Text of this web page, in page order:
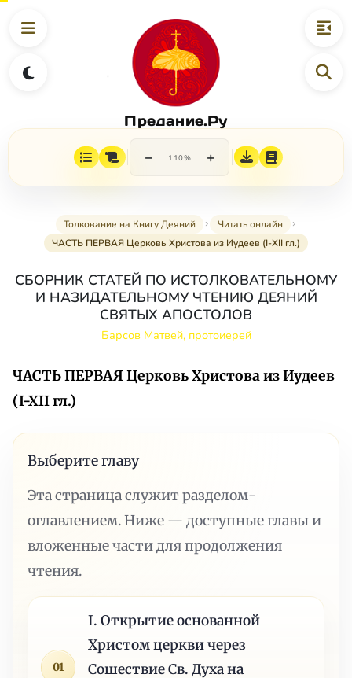
Предание.Ру
− 110% +
Толкование на Книгу Деяний
Читать онлайн
ЧАСТЬ ПЕРВАЯ Церковь Христова из Иудеев (I-XII гл.)
СБОРНИК СТАТЕЙ ПО ИСТОЛКОВАТЕЛЬНОМУ
И НАЗИДАТЕЛЬНОМУ ЧТЕНИЮ ДЕЯНИЙ
СВЯТЫХ АПОСТОЛОВ
Барсов Матвей, протоиерей
ЧАСТЬ ПЕРВАЯЦерковь Христова из Иудеев
(I-XII гл.)
Выберите главу
Эта страница служит разделом-
оглавлением. Ниже — доступные главы и
вложенные части для продолжения
чтения.
01
I. Открытие основанной
Христом церкви через
Сошествие Св. Духа на